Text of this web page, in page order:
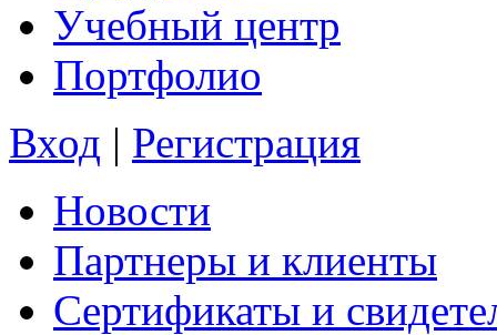
Учебный центр
Портфолио
Вход | Регистрация
Новости
Партнеры и клиенты
Сертификаты и